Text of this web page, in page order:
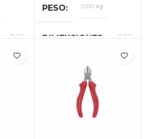
0,00
0,00
PESO 0,00 kg
DIMENSIONES
0,00
0,00